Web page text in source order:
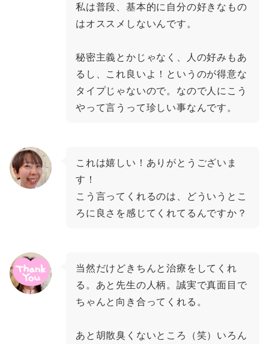
私は普段、基本的に自分の好きなもの
はオススメしないんです。
秘密主義とかじゃなく、人の好みもあ
るし、これ良いよ！というのが得意な
タイプじゃないので。なので人にこう
やって言うって珍しい事なんです。
これは嬉しい！ありがとうございま
す！
こう言ってくれるのは、どういうとこ
ろに良さを感じてくれてるんですか？
当然だけどきちんと治療をしてくれ
る。あと先生の人柄。誠実で真面目で
ちゃんと向き合ってくれる。
あと胡散臭くないところ（笑）いろん